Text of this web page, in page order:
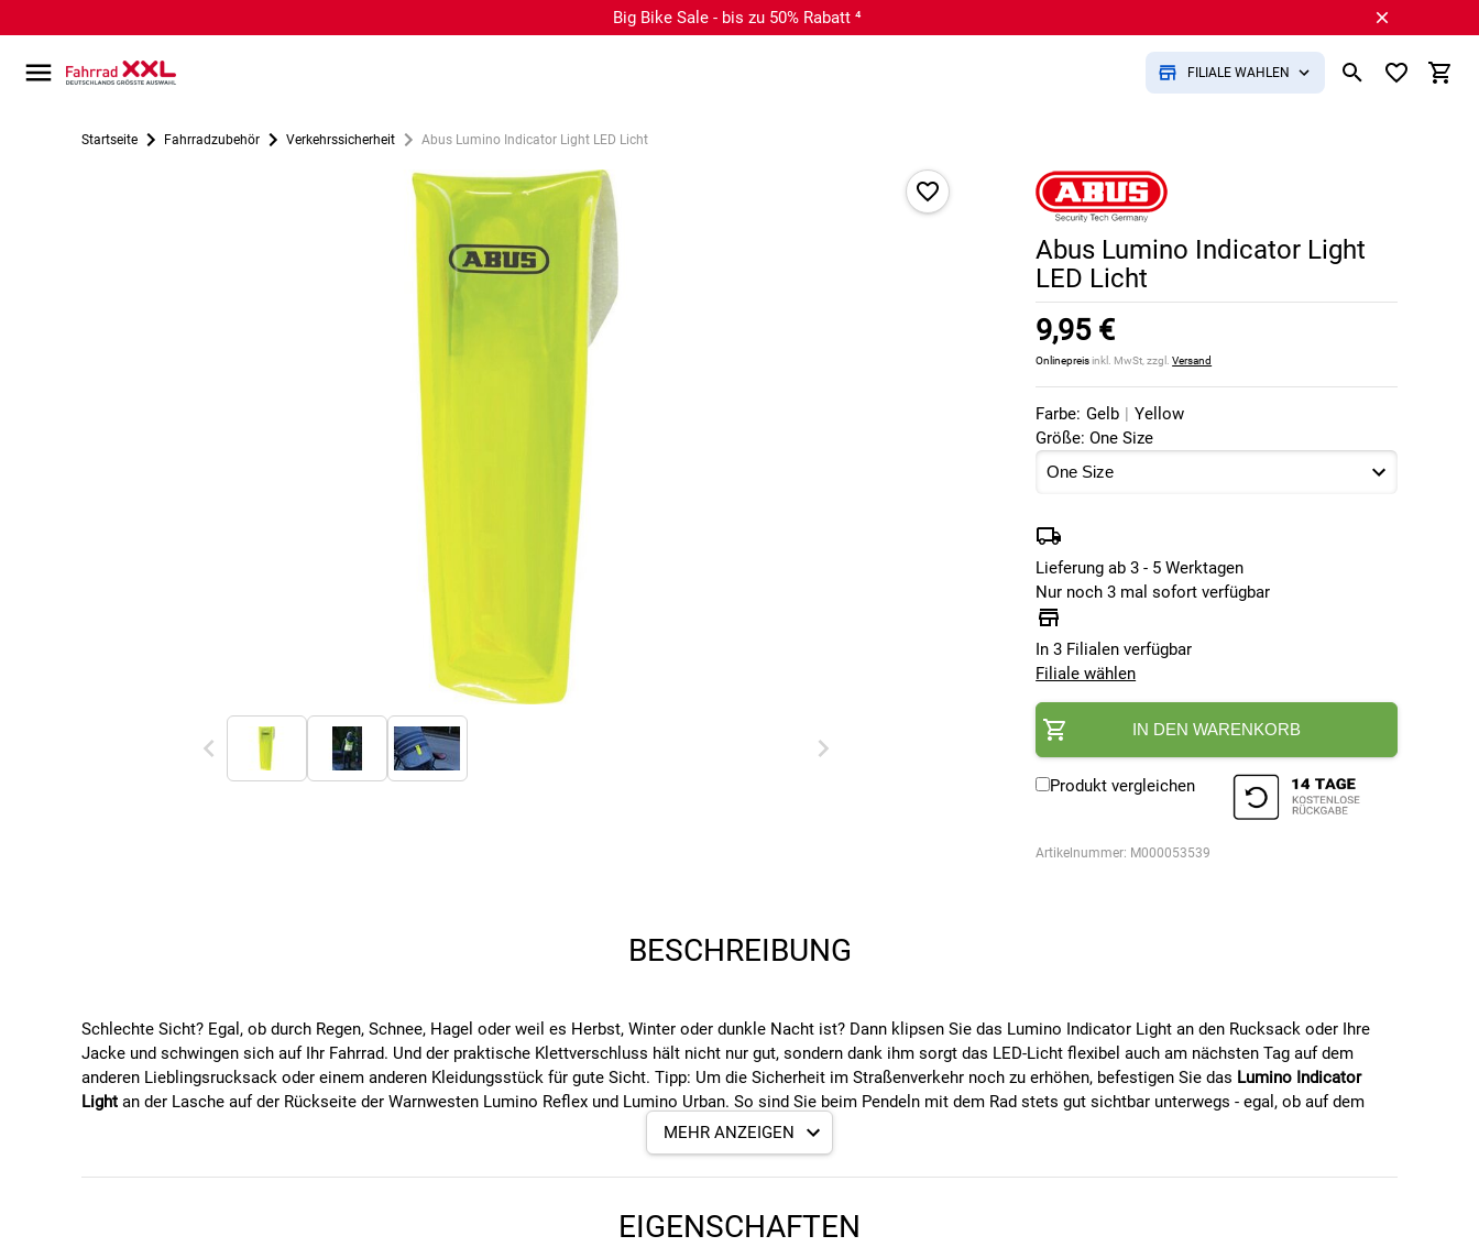
Big Bike Sale - bis zu 50% Rabatt ⁴
FILIALE WÄHLEN
Startseite Fahrradzubehör Verkehrssicherheit Abus Lumino Indicator Light LED Licht
Abus Lumino Indicator Light
LED Licht
9,95 €
Onlinepreisinkl. MwSt, zzgl.Versand
Farbe: Gelb | Yellow
Größe: One Size
Lieferung ab 3 - 5 Werktagen
Nur noch 3 mal sofort verfügbar
In 3 Filialen verfügbar
Filiale wählen
IN DEN WARENKORB
Produkt vergleichen
Artikelnummer: M000053539
BESCHREIBUNG
Schlechte Sicht? Egal, ob durch Regen, Schnee, Hagel oder weil es Herbst, Winter oder dunkle Nacht ist? Dann klipsen Sie das Lumino Indicator Light an den Rucksack oder Ihre
Jacke und schwingen sich auf Ihr Fahrrad. Und der praktische Klettverschluss hält nicht nur gut, sondern dank ihm sorgt das LED-Licht flexibel auch am nächsten Tag auf dem
anderen Lieblingsrucksack oder einem anderen Kleidungsstück für gute Sicht. Tipp: Um die Sicherheit im Straßenverkehr noch zu erhöhen, befestigen Sie das Lumino Indicator
Lightan der Lasche auf der Rückseite der Warnwesten Lumino Reflex und Lumino Urban. So sind Sie beim Pendeln mit dem Rad stets gut sichtbar unterwegs - egal, ob auf dem
MEHR ANZEIGEN
EIGENSCHAFTEN